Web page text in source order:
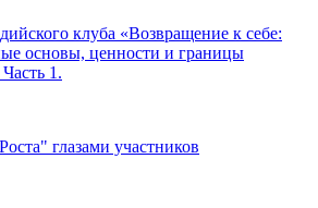
клуба «Возвращение к себе:
основы, ценности и границы
1.
глазами участников